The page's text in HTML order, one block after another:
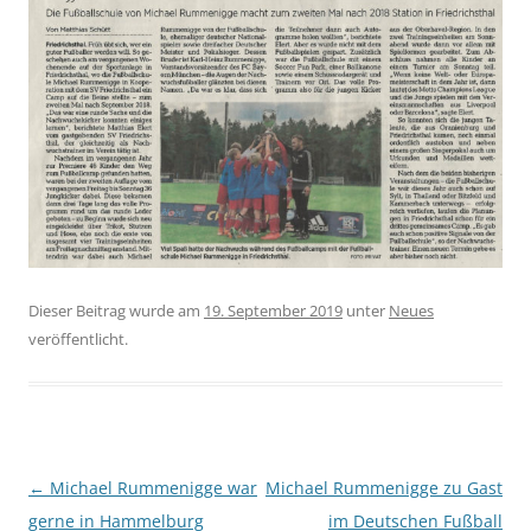
Dieser Beitrag wurde am 19. September 2019 unter Neues
veröffentlicht.
Beitragsnavigation
← Michael Rummenigge war
gerne in Hammelburg
Michael Rummenigge zu Gast
im Deutschen Fußball